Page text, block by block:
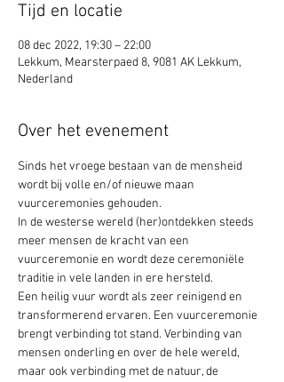
Tijd en locatie
08 dec 2022, 19:30 – 22:00
Lekkum, Mearsterpaed 8, 9081 AK Lekkum,
Nederland
Over het evenement
Sinds het vroege bestaan van de mensheid
wordt bij volle en/of nieuwe maan
vuurceremonies gehouden.
In de westerse wereld (her)ontdekken steeds
meer mensen de kracht van een
vuurceremonie en wordt deze ceremoniële
traditie in vele landen in ere hersteld.
Een heilig vuur wordt als zeer reinigend en
transformerend ervaren. Een vuurceremonie
brengt verbinding tot stand. Verbinding van
mensen onderling en over de hele wereld,
maar ook verbinding met de natuur, de